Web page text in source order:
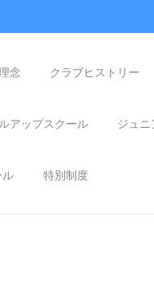
念 クラブヒストリー
アップスクール ジュニ
ル 特別制度